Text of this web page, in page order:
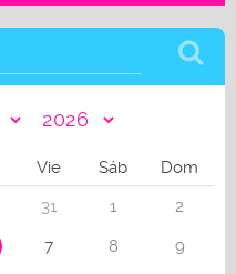
Vie Sáb
Dom
31 1
2
7 8
9